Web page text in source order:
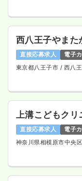
土日祝休み
オンコ
ブランク可
時給
気にな
外来正看護師
日勤のみ（常勤）
給与 31.5万円/月
4週8休以上
担当
西八王子やまた
直接応募求人
電子
東京都八王子市 / 西八
上溝こどもクリ
直接応募求人 電子
神奈川県相模原市中央区